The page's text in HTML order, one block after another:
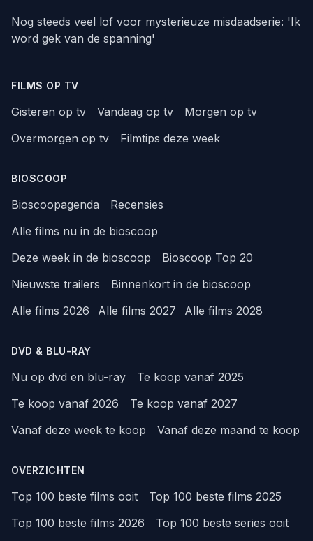
Nog steeds veel lof voor mysterieuze misdaadserie: 'Ik
word gek van de spanning'
FILMS OP TV
Gisteren op tv Vandaag op tv
Morgen op tv
Overmorgen op tv
Filmtips deze week
BIOSCOOP
Bioscoopagenda
Recensies
Alle films nu in de bioscoop
Deze week in de bioscoop
Bioscoop Top 20
Nieuwste trailers
Binnenkort in de bioscoop
Alle films 2026
Alle films 2027 Alle films 2028
DVD & BLU-RAY
Nu op dvd en blu-ray
Te koop vanaf 2025
Te koop vanaf 2026
Te koop vanaf 2027
Vanaf deze week te koop
Vanaf deze maand te koop
OVERZICHTEN
Top 100 beste films ooit
Top 100 beste films 2025
Top 100 beste films 2026
Top 100 beste series ooit